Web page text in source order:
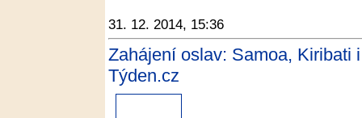
31. 12. 2014, 15:36
Zahájení oslav: Samoa, Kiribati
Týden.cz